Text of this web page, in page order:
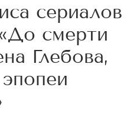
сериалов
смерти
Глебова,